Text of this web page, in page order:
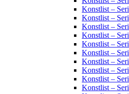
Konstlist –
Konstlist –
Konstlist –
Konstlist –
Konstlist –
Konstlist –
Konstlist –
Konstlist –
Konstlist –
Konstlist –